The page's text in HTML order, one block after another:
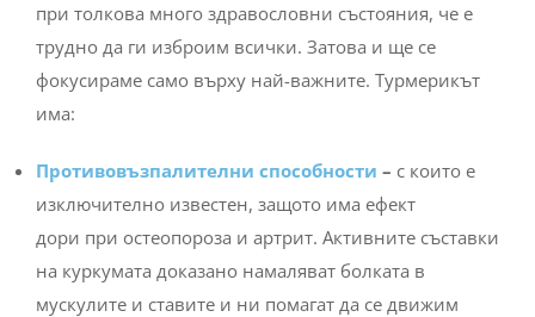
при толкова много здравословни състояния, че е
трудно да ги изброим всички. Затова и ще се
фокусираме само върху най-важните. Турмерикът
има:
Противовъзпалителни способности – с които е
изключително известен, защото има ефект
дори при остеопороза и артрит. Активните съставки
на куркумата доказано намаляват болката в
мускулите и ставите и ни помагат да се движим